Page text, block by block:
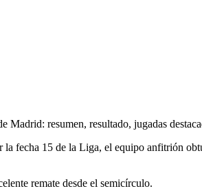
resumen, resultado, jugadas
fecha 15 de la Liga, el equipo anfitrión
remate desde el semicírculo.